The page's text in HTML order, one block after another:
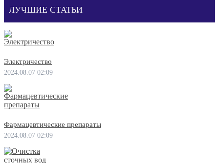
ЛУЧШИЕ СТАТЬИ
Электричество
2024.08.07 02:09
Фармацевтические препараты
2024.08.07 02:09